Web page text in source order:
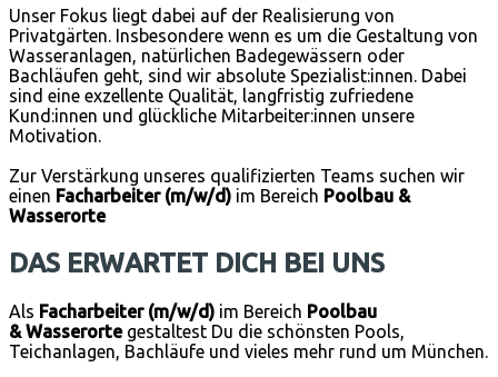
Unser Fokus liegt dabei auf der Realisierung von
Privatgärten. Insbesondere wenn es um die Gestaltung von
Wasseranlagen, natürlichen Badegewässern oder
Bachläufen geht, sind wir absolute Spezialist:innen. Dabei
sind eine exzellente Qualität, langfristig zufriedene
Kund:innen und glückliche Mitarbeiter:innen unsere
Motivation.
Zur Verstärkung unseres qualifizierten Teams suchen wir
einen Facharbeiter (m/w/d) im Bereich Poolbau &
Wasserorte
DAS ERWARTET DICH BEI UNS
Als Facharbeiter (m/w/d) im Bereich Poolbau
& Wasserorte gestaltest Du die schönsten Pools,
Teichanlagen, Bachläufe und vieles mehr rund um München.